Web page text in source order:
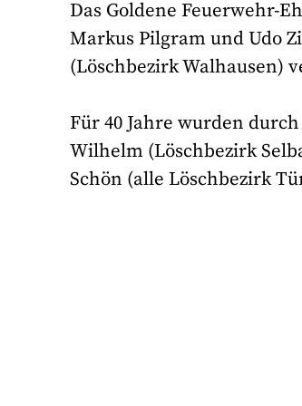
Das Goldene Feuerwehr-
Markus Pilgram und Udo
(Löschbezirk Walhausen)
Für 40 Jahre wurden
Wilhelm (Löschbezirk
Schön (alle Löschbezirk